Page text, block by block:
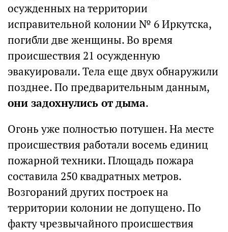
осужденных на территории
исправительной колонии № 6 Иркутска,
погибли две женщины. Во время
происшествия 21 осужденную
эвакуировали. Тела еще двух обнаружили
позднее. По предварительным данным,
они задохнулись от дыма.
Огонь уже полностью потушен. На месте
происшествия работали восемь единиц
пожарной техники. Площадь пожара
составила 250 квадратных метров.
Возгораний других построек на
территории колонии не допущено. По
факту чрезвычайного происшествия